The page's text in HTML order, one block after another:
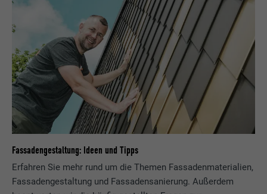
Fassadengestaltung: Ideen und Tipps
Erfahren Sie mehr rund um die Themen Fassadenmaterialien,
Fassadengestaltung und Fassadensanierung. Außerdem